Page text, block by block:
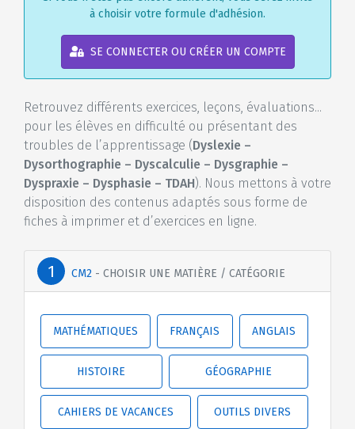
à choisir votre formule d'adhésion.
SE CONNECTER OU CRÉER UN COMPTE
Retrouvez différents exercices, leçons, évaluations...
pour les élèves en difficulté ou présentant des
troubles de l’apprentissage (Dyslexie –
Dysorthographie – Dyscalculie – Dysgraphie –
Dyspraxie – Dysphasie – TDAH). Nous mettons à votre
disposition des contenus adaptés sous forme de
fiches à imprimer et d’exercices en ligne.
CM2 - CHOISIR UNE MATIÈRE / CATÉGORIE
MATHÉMATIQUES FRANÇAIS ANGLAIS
HISTOIRE GÉOGRAPHIE
CAHIERS DE VACANCES OUTILS DIVERS